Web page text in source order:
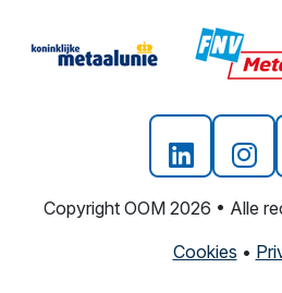
Copyright OOM 2026 • Alle
Cookies •